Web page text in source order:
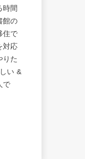
時間
館の
住で
対応
りた
い &
で